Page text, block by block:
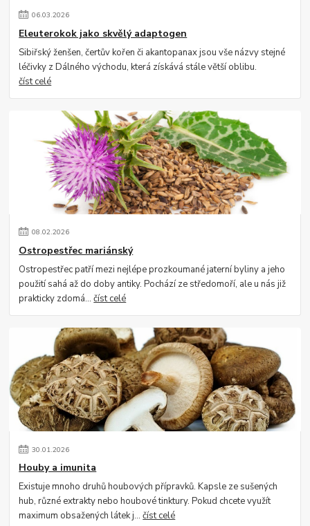
06.03.2026
Eleuterokok jako skvělý adaptogen
Sibiřský ženšen, čertův kořen či akantopanax jsou vše názvy stejné
léčivky z Dálného východu, která získává stále větší oblibu.
číst celé
08.02.2026
Ostropestřec mariánský
Ostropestřec patří mezi nejlépe prozkoumané jaterní byliny a jeho
použití sahá až do doby antiky. Pochází ze středomoří, ale u nás již
prakticky zdomá...číst celé
30.01.2026
Houby a imunita
Existuje mnoho druhů houbových přípravků. Kapsle ze sušených
hub, různé extrakty nebo houbové tinktury. Pokud chcete využít
maximum obsažených látek j...číst celé